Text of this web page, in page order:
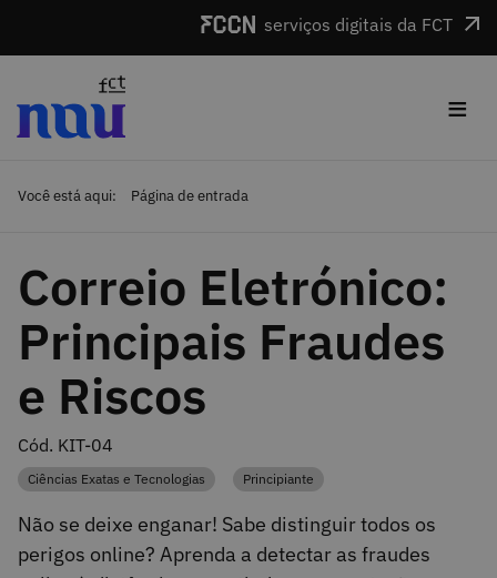
serviços digitais da FCT
≡
Você está aqui: Página de entrada
Correio Eletrónico:
Principais Fraudes
e Riscos
Cód. KIT-04
Categoria
Ciências Exatas e Tecnologias Categoria
Principiante
Não se deixe enganar! Sabe distinguir todos os
perigos online? Aprenda a detectar as fraudes